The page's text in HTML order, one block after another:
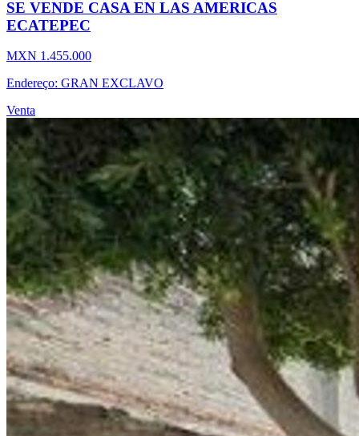
SE VENDE CASA EN LAS AMERICAS
ECATEPEC
MXN 1.455.000
Endereço: GRAN EXCLAVO
Venta